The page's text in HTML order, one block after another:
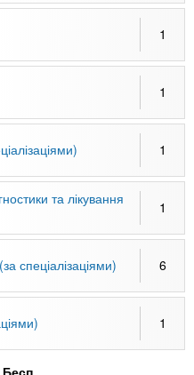
1
1
1
та лікування
1
спеціалізаціями) 6
1
Бесп